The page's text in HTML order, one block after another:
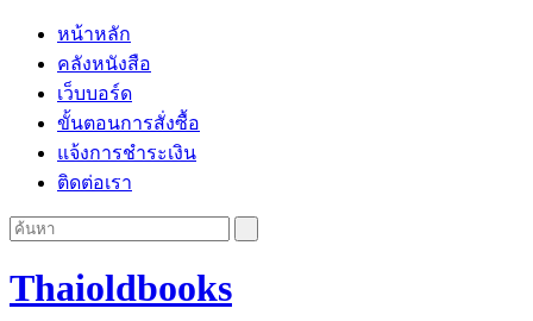
หน้าหลัก
คลังหนังสือ
เว็บบอร์ด
ขั้นตอนการสั่งซื้อ
แจ้งการชำระเงิน
ติดต่อเรา
Thaioldbooks